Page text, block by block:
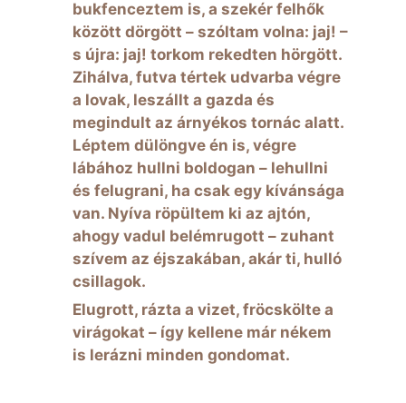
bukfenceztem is, a szekér felhők
között dörgött – szóltam volna: jaj! –
s újra: jaj! torkom rekedten hörgött.
Zihálva, futva tértek udvarba végre
a lovak, leszállt a gazda és
megindult az árnyékos tornác alatt.
Léptem dülöngve én is, végre
lábához hullni boldogan – lehullni
és felugrani, ha csak egy kívánsága
van. Nyíva röpültem ki az ajtón,
ahogy vadul belémrugott – zuhant
szívem az éjszakában, akár ti, hulló
csillagok.
Elugrott, rázta a vizet, fröcskölte a
virágokat – így kellene már nékem
is lerázni minden gondomat.